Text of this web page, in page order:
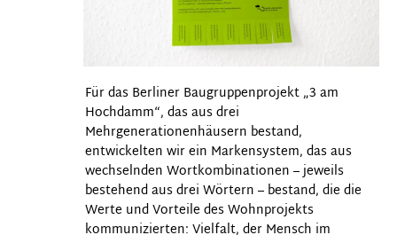
Für das Berliner Baugruppenprojekt „3 am
Hochdamm“, das aus drei
Mehrgenerationenhäusern bestand,
entwickelten wir ein Markensystem, das aus
wechselnden Wortkombinationen – jeweils
bestehend aus drei Wörtern – bestand, die die
Werte und Vorteile des Wohnprojekts
kommunizierten: Vielfalt, der Mensch im